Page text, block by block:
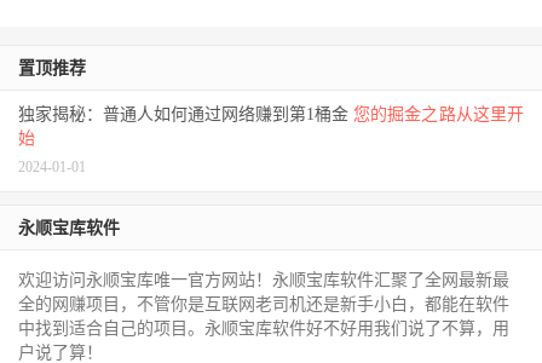
置顶推荐
独家揭秘：普通人如何通过网络赚到第1桶金 您的掘金之路从这里开
始
2024-01-01
永顺宝库软件
欢迎访问永顺宝库唯一官方网站！永顺宝库软件汇聚了全网最新最
全的网赚项目，不管你是互联网老司机还是新手小白，都能在软件
中找到适合自己的项目。永顺宝库软件好不好用我们说了不算，用
户说了算！